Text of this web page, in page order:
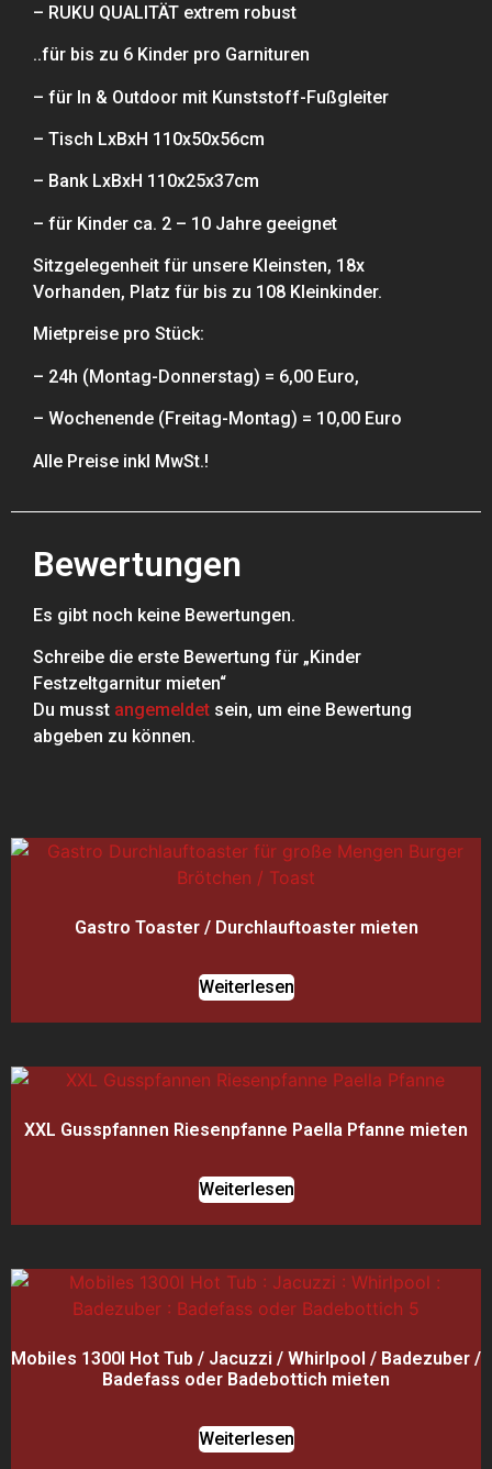
– RUKU QUALITÄT extrem robust
..für bis zu 6 Kinder pro Garnituren
– für In & Outdoor mit Kunststoff-Fußgleiter
– Tisch LxBxH 110x50x56cm
– Bank LxBxH 110x25x37cm
– für Kinder ca. 2 – 10 Jahre geeignet
Sitzgelegenheit für unsere Kleinsten, 18x
Vorhanden, Platz für bis zu 108 Kleinkinder.
Mietpreise pro Stück:
– 24h (Montag-Donnerstag) = 6,00 Euro,
– Wochenende (Freitag-Montag) = 10,00 Euro
Alle Preise inkl MwSt.!
Bewertungen
Es gibt noch keine Bewertungen.
Schreibe die erste Bewertung für „Kinder
Festzeltgarnitur mieten“
Du musst angemeldet sein, um eine Bewertung
abgeben zu können.
Gastro Toaster / Durchlauftoaster mieten
Weiterlesen
XXL Gusspfannen Riesenpfanne Paella Pfanne mieten
Weiterlesen
Mobiles 1300l Hot Tub / Jacuzzi / Whirlpool / Badezuber /
Badefass oder Badebottich mieten
Weiterlesen